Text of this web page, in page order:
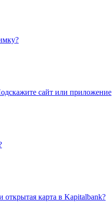
сайт или приложение
карта в Kapitalbank?